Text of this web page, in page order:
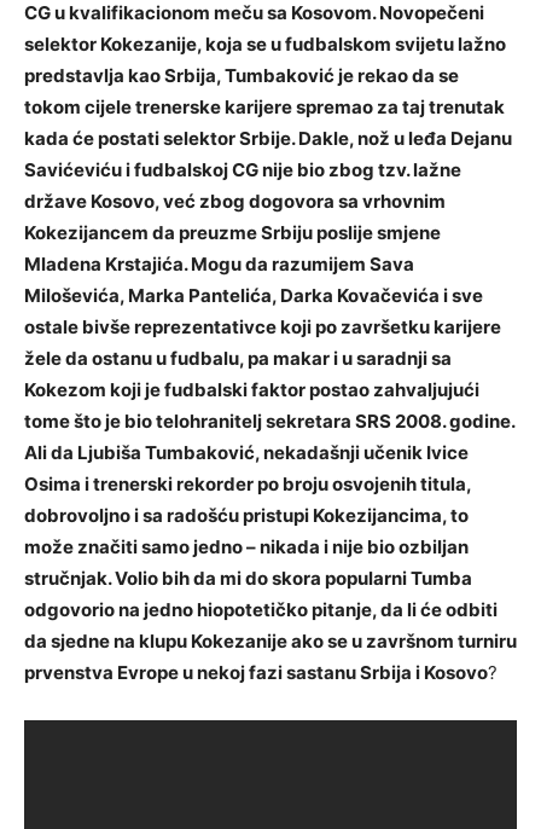
CG u kvalifikacionom meču sa Kosovom. Novopečeni
selektor Kokezanije, koja se u fudbalskom svijetu lažno
predstavlja kao Srbija, Tumbaković je rekao da se
tokom cijele trenerske karijere spremao za taj trenutak
kada će postati selektor Srbije. Dakle, nož u leđa Dejanu
Savićeviću i fudbalskoj CG nije bio zbog tzv. lažne
države Kosovo, već zbog dogovora sa vrhovnim
Kokezijancem da preuzme Srbiju poslije smjene
Mladena Krstajića. Mogu da razumijem Sava
Miloševića, Marka Pantelića, Darka Kovačevića i sve
ostale bivše reprezentativce koji po završetku karijere
žele da ostanu u fudbalu, pa makar i u saradnji sa
Kokezom koji je fudbalski faktor postao zahvaljujući
tome što je bio telohranitelj sekretara SRS 2008. godine.
Ali da Ljubiša Tumbaković, nekadašnji učenik Ivice
Osima i trenerski rekorder po broju osvojenih titula,
dobrovoljno i sa radošću pristupi Kokezijancima, to
može značiti samo jedno – nikada i nije bio ozbiljan
stručnjak. Volio bih da mi do skora popularni Tumba
odgovorio na jedno hiopotetičko pitanje, da li će odbiti
da sjedne na klupu Kokezanije ako se u završnom turniru
prvenstva Evrope u nekoj fazi sastanu Srbija i Kosovo?